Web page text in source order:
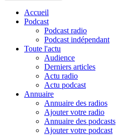
Accueil
Podcast
Podcast radio
Podcast indépendant
Toute l'actu
Audience
Derniers articles
Actu radio
Actu podcast
Annuaire
Annuaire des radios
Ajouter votre radio
Annuaire des podcasts
Ajouter votre podcast